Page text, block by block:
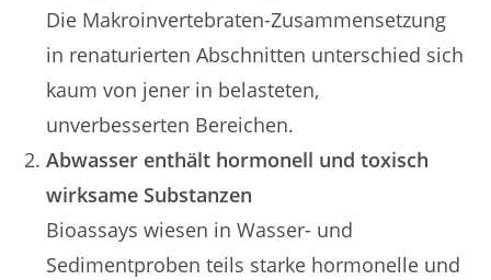
Die Makroinvertebraten-Zusammensetzung
in renaturierten Abschnitten unterschied sich
kaum von jener in belasteten,
unverbesserten Bereichen.
Abwasser enthält hormonell und toxisch
wirksame Substanzen
Bioassays wiesen in Wasser- und
Sedimentproben teils starke hormonelle und